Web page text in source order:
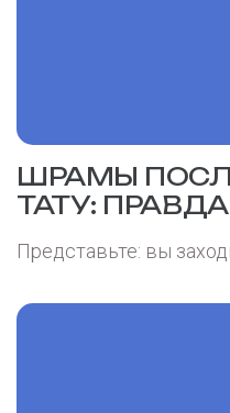
ШРАМЫ
ТАТУ:
Представьте: вы